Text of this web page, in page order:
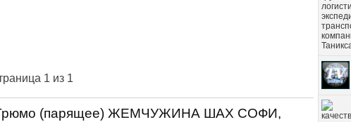
1 из 1
(парящее) ЖЕМЧУЖИНА ШАХ СОФИ,